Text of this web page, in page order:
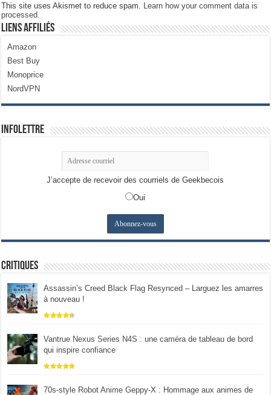
This site uses Akismet to reduce spam. Learn how your comment data is
processed.
Liens Affiliés
Amazon
Best Buy
Monoprice
NordVPN
Infolettre
J’accepte de recevoir des courriels de Geekbecois
Oui
Critiques
Assassin’s Creed Black Flag Resynced – Larguez les amarres
à nouveau !
Vantrue Nexus Series N4S : une caméra de tableau de bord
qui inspire confiance
70s-style Robot Anime Geppy-X : Hommage aux animes de